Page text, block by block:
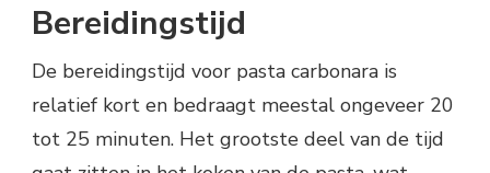
Bereidingstijd
De bereidingstijd voor pasta carbonara is
relatief kort en bedraagt meestal ongeveer 20
tot 25 minuten. Het grootste deel van de tijd